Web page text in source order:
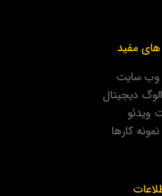
مفید
وب سایت
دیجیتال
ویدئو
کارها